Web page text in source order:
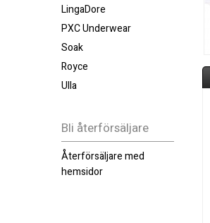
LingaDore
PXC Underwear
Soak
Royce
Ulla
Bli återförsäljare
Återförsäljare med
hemsidor